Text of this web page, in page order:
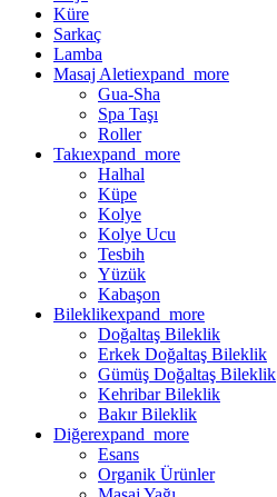
Küre
Sarkaç
Lamba
Masaj Aletiexpand_more
Gua-Sha
Spa Taşı
Roller
Takıexpand_more
Halhal
Küpe
Kolye
Kolye Ucu
Tesbih
Yüzük
Kabaşon
Bileklikexpand_more
Doğaltaş Bileklik
Erkek Doğaltaş Bileklik
Gümüş Doğaltaş Bileklik
Kehribar Bileklik
Bakır Bileklik
Diğerexpand_more
Esans
Organik Ürünler